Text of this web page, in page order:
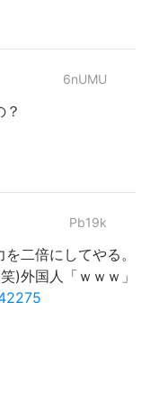
6nUMU
Pb19k
二倍にしてやる。
)外国人「ｗｗｗ」